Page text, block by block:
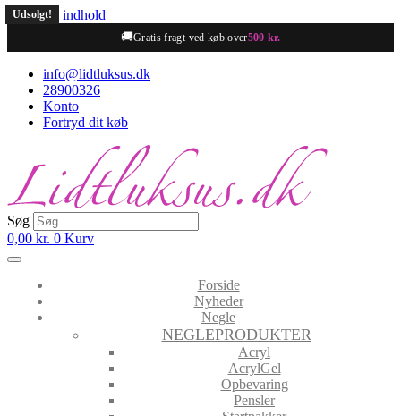
Videre til indhold
🚚Gratis fragt ved køb over500 kr.
info@lidtluksus.dk
28900326
Konto
Fortryd dit køb
Søg
0,00 kr. 0 Kurv
Forside
Nyheder
Negle
NEGLEPRODUKTER
Acryl
AcrylGel
Opbevaring
Pensler
Udsolgt!